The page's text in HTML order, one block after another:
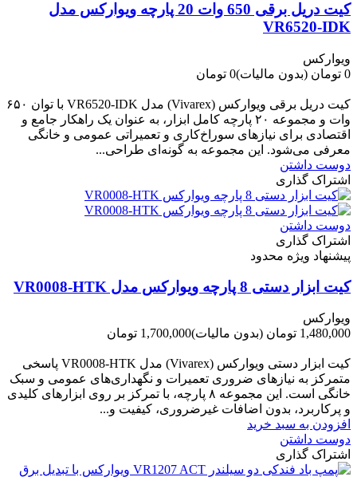
کیت دریل برقی 650 وات 20 پارچه ویوارکس مدل
VR6520-IDK
ویوارکس
0 تومان
(بدون مالیات)0 تومان
کیت دریل برقی ویوارکس (Vivarex) مدل VR6520-IDK با توان ۶۵۰
وات و مجموعه ۲۰ پارچه کامل ابزار، به عنوان یک راهکار جامع و
اقتصادی برای نیازهای سوراخ‌کاری و تعمیراتی عمومی و خانگی
معرفی می‌شود. این مجموعه به گونه‌ای طراحی...
دوست داشتن
اشتراک گذاری
دوست داشتن
اشتراک گذاری
پیشنهاد ویژه محدود
کیت ابزار دستی 8 پارچه ویوارکس مدل VR0008-HTK
ویوارکس
1,480,000 تومان
(بدون مالیات)1,700,000 تومان
کیت ابزار دستی ویوارکس (Vivarex) مدل VR0008-HTK پاسخی
متمرکز به نیازهای ضروری تعمیرات و نگهداری‌های عمومی و سبک
خانگی است. این مجموعه ۸ پارچه، با تمرکز بر روی ابزارهای کلیدی
و پرکاربرد، بدون اضافات غیرضروری، کیفیت و...
افزودن به سبد خرید
دوست داشتن
اشتراک گذاری